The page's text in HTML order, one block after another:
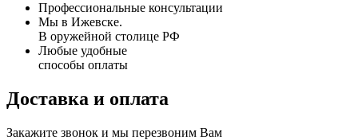
Профессиональные консультации
Мы в Ижевске.
В оружейной столице РФ
Любые удобные
способы оплаты
Доставка и оплата
Закажите звонок и мы перезвоним Вам